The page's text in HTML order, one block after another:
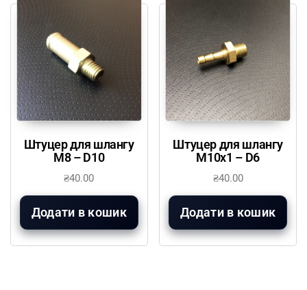
Штуцер для шлангу
М8 – D10
₴40.00
Додати в кошик
Штуцер для шлангу
М10х1 – D6
₴40.00
Додати в кошик